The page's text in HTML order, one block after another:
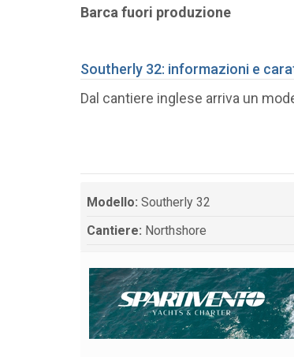
Barca fuori produzione
Southerly 32: informazioni e
Dal cantiere inglese arriva un
Modello: Southerly 32
Cantiere: Northshore